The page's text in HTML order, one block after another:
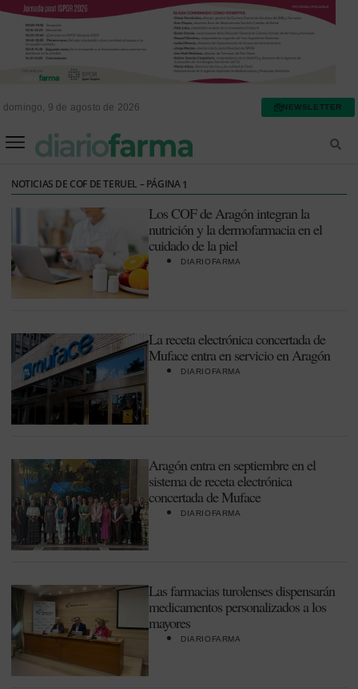
domingo, 9 de agosto de 2026 NEWSLETTER
NOTICIAS DE COF DE TERUEL – PÁGINA1
Los COF de Aragón integran la
nutrición y la dermofarmacia en el
cuidado de la piel
DIARIOFARMA
La receta electrónica concertada de
Muface entra en servicio en Aragón
DIARIOFARMA
Aragón entra en septiembre en el
sistema de receta electrónica
concertada de Muface
DIARIOFARMA
Las farmacias turolenses dispensarán
medicamentos personalizados a los
mayores
DIARIOFARMA